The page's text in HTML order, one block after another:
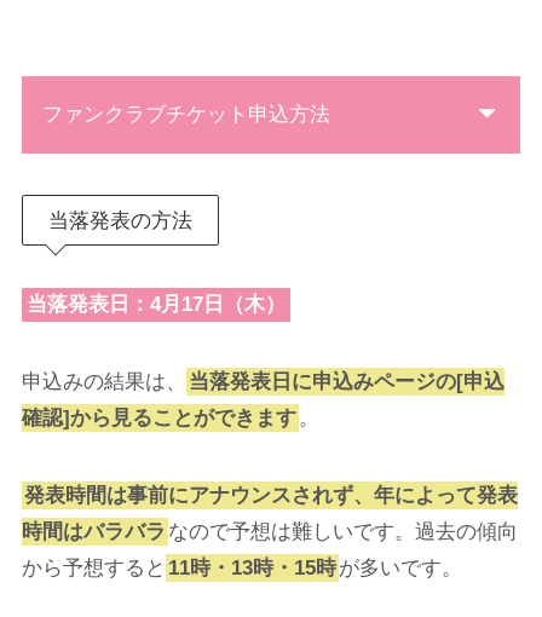
ファンクラブチケット申込方法
当落発表の方法
当落発表日：4月17日（木）
申込みの結果は、
当落発表日に申込みページの[申込
確認]から見ることができます。
発表時間は事前にアナウンスされず、年によって発表
時間はバラバラ なので予想は難しいです。過去の傾向
から予想すると 11時・13時・15時が多いです。